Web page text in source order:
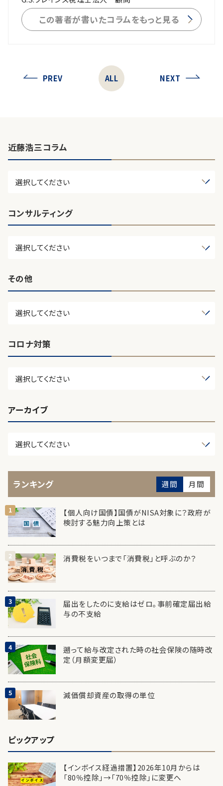
この著者が書いたコラムをもっと見る
PREV ALL NEXT
近藤浩三コラム
コンサルティング
その他
コロナ対策
アーカイブ
ランキング 週間 月間
【個人向け国債】国債がNISA対象に？政府が
検討する魅力向上策とは
消費税をいつまで「消費税」と呼ぶのか？
届出をしたのに支給はゼロ。事前確定届出給
与の不支給
遡って給与改定された時の社会保険の随時改
定（月額変更届）
減価償却資産の取得の単位
ピックアップ
【インボイス経過措置】2026年10月からは
「80％控除」→「70％控除」に変更へ